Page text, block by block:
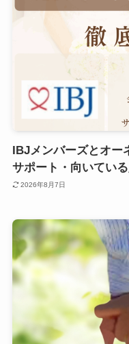
IBJメンバーズとオー
サポート・向いてい
2026年8月7日